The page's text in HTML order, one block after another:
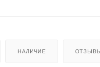
НАЛИЧИЕ